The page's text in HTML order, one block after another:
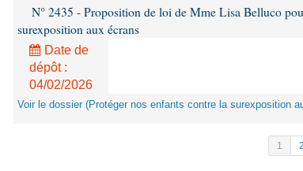
N° 2435 - Proposition de loi de Mme Lisa Belluco
surexposition aux écrans
Date de
dépôt :
04/02/2026
Voir le dossier (Protéger nos enfants contre la surexposition
1 2